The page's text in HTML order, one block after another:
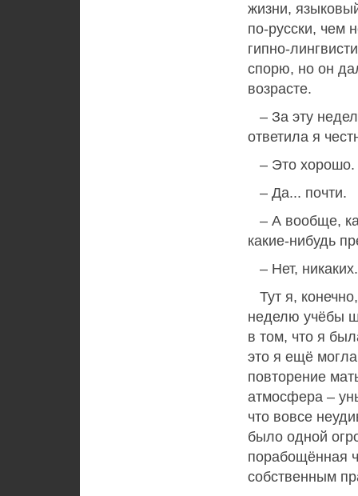
жизни,
по-русски, чем
гипно-
спорю, но он
возрасте.
– За эту
ответила я
– Это хорошо.
– Да... почти.
– А вообще,
какие-нибудь
– Нет,
Тут я,
неделю учёбы
в том, что я
это я ещё могла
повторение
атмосфера –
что вовсе
было одной
порабощённая
собственным